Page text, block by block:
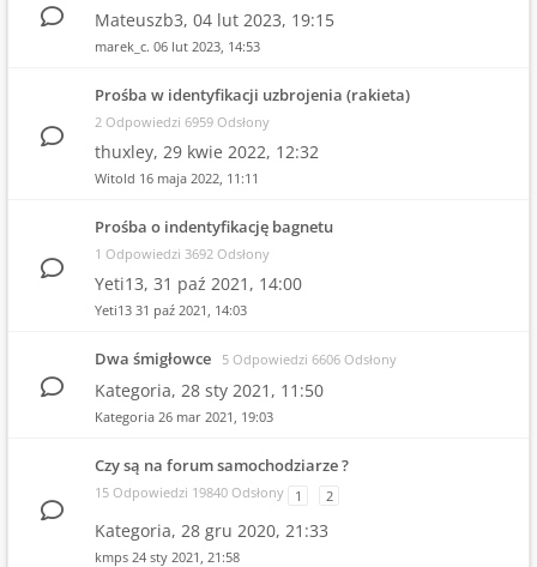
Mateuszb3, 04 lut 2023, 19:15
marek_c. 06 lut 2023, 14:53
Prośba w identyfikacji uzbrojenia (rakieta)
2 Odpowiedzi 6959 Odsłony
thuxley, 29 kwie 2022, 12:32
Witold 16 maja 2022, 11:11
Prośba o indentyfikację bagnetu
1 Odpowiedzi 3692 Odsłony
Yeti13, 31 paź 2021, 14:00
Yeti13 31 paź 2021, 14:03
Dwa śmigłowce 5 Odpowiedzi 6606 Odsłony
Kategoria, 28 sty 2021, 11:50
Kategoria 26 mar 2021, 19:03
Czy są na forum samochodziarze ?
15 Odpowiedzi 19840 Odsłony 1 2
Kategoria, 28 gru 2020, 21:33
kmps 24 sty 2021, 21:58